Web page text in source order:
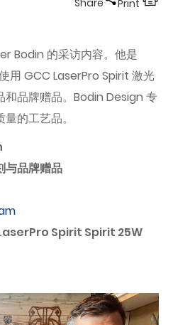
Share Print
Bodin 的采访内容。他是
用 GCC LaserPro Spirit 激光
和品牌赠品。Bodin Design 专
的工艺品。
与品牌赠品
Spirit Spirit 25W